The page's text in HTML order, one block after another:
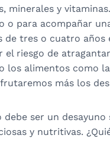
minerales y
o para acompañar
de tres o cuatro años
el riesgo de
los alimentos como
más los
ser un
y nutritivas.